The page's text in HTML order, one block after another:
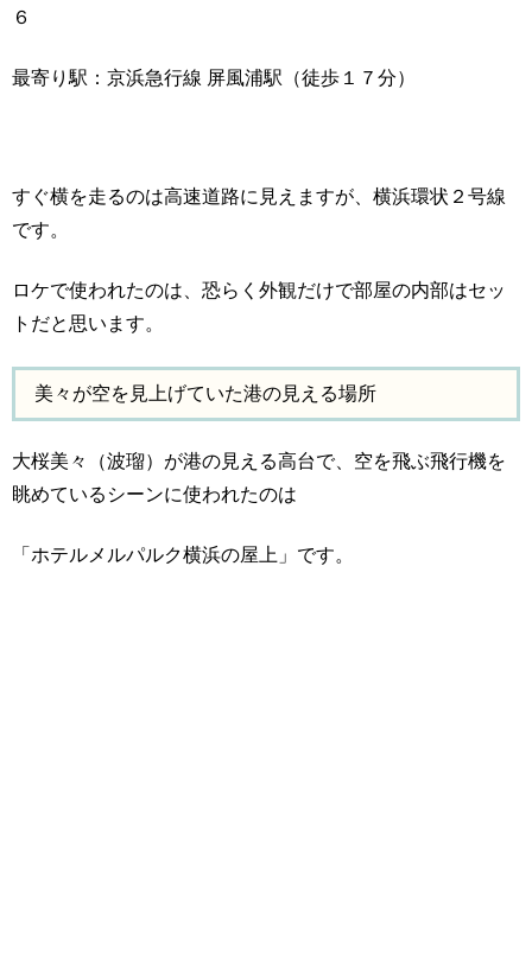
６
最寄り駅：京浜急行線 屏風浦駅（徒歩１７分）
すぐ横を走るのは高速道路に見えますが、横浜環状２号線
です。
ロケで使われたのは、恐らく外観だけで部屋の内部はセッ
トだと思います。
美々が空を見上げていた港の見える場所
大桜美々（波瑠）が港の見える高台で、空を飛ぶ飛行機を
眺めているシーンに使われたのは
「ホテルメルパルク横浜の屋上」です。